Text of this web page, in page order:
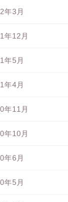
年3月
年12月
年5月
年4月
年11月
年10月
年6月
年5月